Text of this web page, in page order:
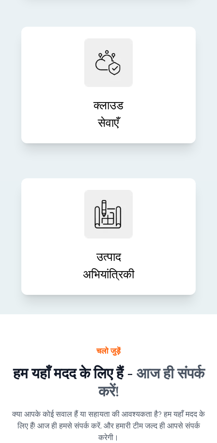
क्लाउड
सेवाएँ
आत्मविश्वास के साथ क्लाउड इन्फ्रास्ट्रक्चर
और प्रदर्शन को बढ़ाते हैं।
उत्पाद
अभियांत्रिकी
हमारी संपूर्ण इंजीनियरिंग सेवाओं के साथ अपने
उत्पाद विचारों को शक्तिशाली डिजिटल
तैयार और भविष्य के लिए उपयुक्त हों।
चलो जुड़ें
हम यहाँ मदद के लिए हैं - आज ही संपर्क
करें!
क्या आपके कोई सवाल हैं या सहायता की आवश्यकता है? हम यहाँ मदद के
लिए हैं! आज ही हमसे संपर्क करें, और हमारी टीम जल्द ही आपसे संपर्क
करेगी।